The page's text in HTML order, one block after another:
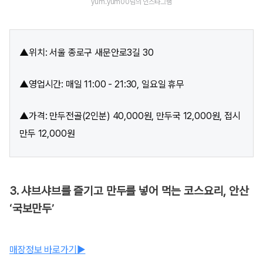
▲위치: 서울 종로구 새문안로3길 30
▲영업시간: 매일 11:00 - 21:30, 일요일 휴무
▲가격: 만두전골(2인분) 40,000원, 만두국 12,000원, 접시
만두 12,000원
3. 샤브샤브를 즐기고 만두를 넣어 먹는 코스요리, 안산
‘국보만두’
매장정보 바로가기▶